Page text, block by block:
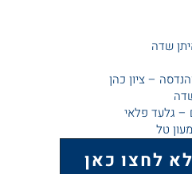
שדה
– ציון כהן
– גלעד פלאי
טל
לחצו כאן